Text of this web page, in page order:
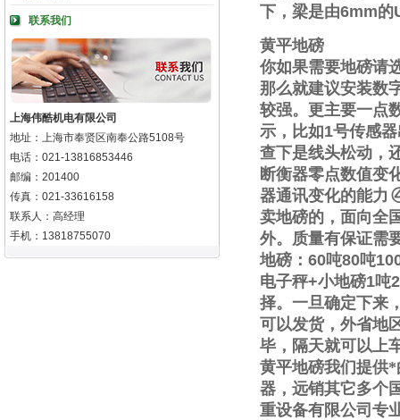
联系我们
上海伟酷机电有限公司
地址：上海市奉贤区南奉公路5108号
电话：021-13816853446
邮编：201400
传真：021-33616158
联系人：高经理
手机：13818755070
下，梁是由6mm的
黄平地磅
你如果需要地磅请
那么就建议安装数
较强。更主要一点
示，比如1号传感
查下是线头松动，
断衡器零点数值变
器通讯变化的能力
卖地磅的，面向全
外。质量有保证需
地磅： 60吨80吨
电子秤+小地磅1吨2
择。一旦确定下来
可以发货，外省地
毕，隔天就可以上
黄平地磅我们提供
器，远销其它多个
重设备有限公司专